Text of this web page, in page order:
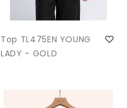
Top TL475EN YOUNG
LADY - GOLD